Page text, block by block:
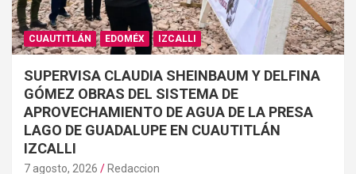
CUAUTITLÁN EDOMÉX IZCALLI
SUPERVISA CLAUDIA SHEINBAUM Y DELFINA
GÓMEZ OBRAS DEL SISTEMA DE
APROVECHAMIENTO DE AGUA DE LA PRESA
LAGO DE GUADALUPE EN CUAUTITLÁN
IZCALLI
7 agosto, 2026 Redaccion